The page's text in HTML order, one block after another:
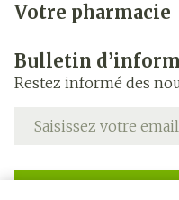
Votre pharmacie
Bulletin
Restez informé des
Adresse mail